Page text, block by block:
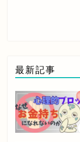
最新記事